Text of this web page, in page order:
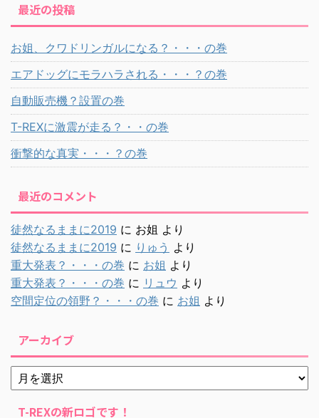
最近の投稿
お姐、クワドリンガルになる？・・・の巻
エアドッグにモラハラされる・・・？の巻
自動販売機？設置の巻
T-REXに激震が走る？・・の巻
衝撃的な真実・・・？の巻
最近のコメント
徒然なるままに2019 に お姐 より
徒然なるままに2019 に りゅう より
重大発表？・・・の巻 に お姐 より
重大発表？・・・の巻 に リュウ より
空間定位の領野？・・・の巻 に お姐 より
アーカイブ
T-REXの新ロゴです！